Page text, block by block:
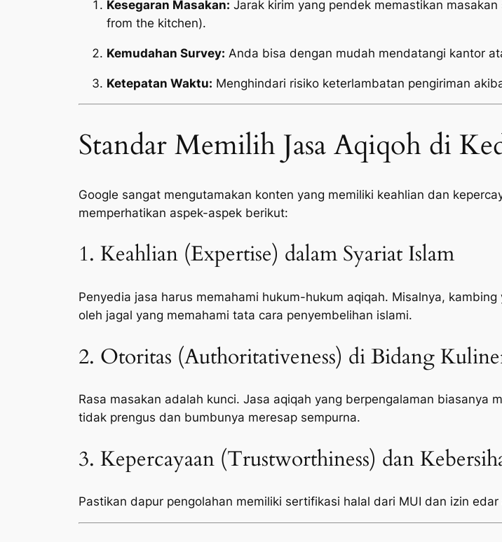
Kesegaran Masakan: Jarak kirim yang pendek memastikan
from the kitchen).
Kemudahan Survey: Anda bisa dengan mudah mendatangi kantor
Ketepatan Waktu: Menghindari risiko keterlambatan pengiriman
Standar Memilih Jasa Aqiqoh di
Google sangat mengutamakan konten yang memiliki keahlian dan
memperhatikan aspek-aspek berikut:
1. Keahlian (Expertise) dalam Syariat Islam
Penyedia jasa harus memahami hukum-hukum aqiqah. Misalnya,
oleh jagal yang memahami tata cara penyembelihan islami.
2. Otoritas (Authoritativeness) di Bidang
Rasa masakan adalah kunci. Jasa aqiqah yang berpengalaman biasanya
tidak prengus dan bumbunya meresap sempurna.
3. Kepercayaan (Trustworthiness) dan
Pastikan dapur pengolahan memiliki sertifikasi halal dari MUI dan izin